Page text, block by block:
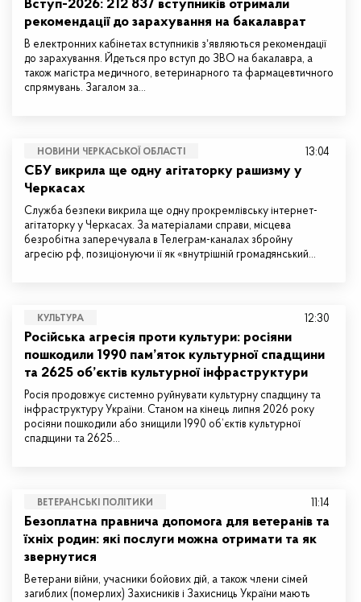
Вступ-2026: 212 837 вступників отримали
рекомендації до зарахування на бакалаврат
В електронних кабінетах вступників зʼявляються рекомендації
до зарахування. Йдеться про вступ до ЗВО на бакалавра, а
також магістра медичного, ветеринарного та фармацевтичного
спрямувань. Загалом за…
НОВИНИ ЧЕРКАСЬКОЇ ОБЛАСТІ
СБУ викрила ще одну агітаторку рашизму у
Черкасах
Служба безпеки викрила ще одну прокремлівську інтернет-
агітаторку у Черкасах. За матеріалами справи, місцева
безробітна заперечувала в Телеграм-каналах збройну
агресію рф, позиціонуючи її як «внутрішній громадянський…
13:04
КУЛЬТУРА
Російська агресія проти культури: росіяни
пошкодили 1990 пам’яток культурної спадщини
та 2625 об’єктів культурної інфраструктури
Росія продовжує системно руйнувати культурну спадщину та
інфраструктуру України. Станом на кінець липня 2026 року
росіяни пошкодили або знищили 1990 об’єктів культурної
спадщини та 2625…
12:30
ВЕТЕРАНСЬКІ ПОЛІТИКИ
Безоплатна правнича допомога для ветеранів та
їхніх родин: які послуги можна отримати та як
звернутися
Ветерани війни, учасники бойових дій, а також члени сімей
загиблих (померлих) Захисників і Захисниць України мають
11:14